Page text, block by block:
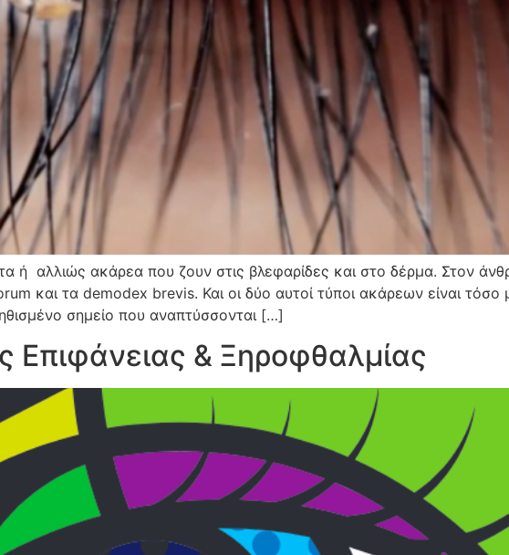
ή αλλιώς ακάρεα που ζουν στις βλεφαρίδες και στο δέρμα. Στον
και τα demodex brevis. Και οι δύο αυτοί τύποι ακάρεων είναι τόσο
σημείο που αναπτύσσονται […]
Επιφάνειας & Ξηροφθαλμίας